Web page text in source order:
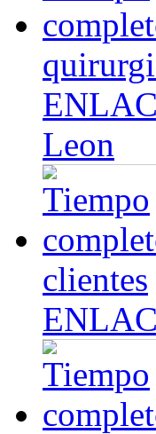
Leon
clientes